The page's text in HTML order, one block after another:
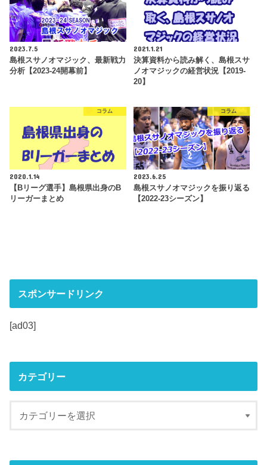
2023.7.5
島根スサノオマジック、最新戦力
分析【2023-24開幕前】
2021.1.21
決算資料から読み解く、島根スサ
ノオマジックの経営状況【2019-
20】
コラム
2020.1.14
【Bリーグ選手】島根県出身のB
リーガーまとめ
コラム
2023.6.25
島根スサノオマジックを振り返る
【2022-23シーズン】
スポンサードリンク
[ad03]
カテゴリー